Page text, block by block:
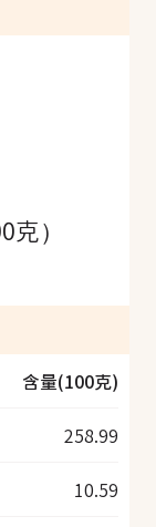
）
含量(100克)
258.99
10.59